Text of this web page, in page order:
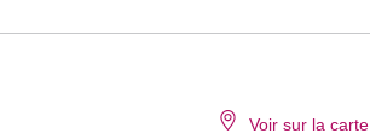
Voir sur la carte